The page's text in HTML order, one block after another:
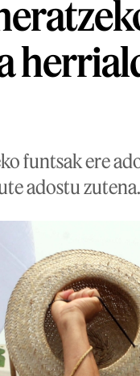
funtsak ere
adostu zutena.